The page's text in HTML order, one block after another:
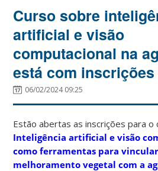
Curso sobre
artificial e visão
computacional na
está com
06/02/2024 09:25
Estão abertas as inscrições para o
Inteligência artificial e visão
como ferramentas para
melhoramento vegetal com a